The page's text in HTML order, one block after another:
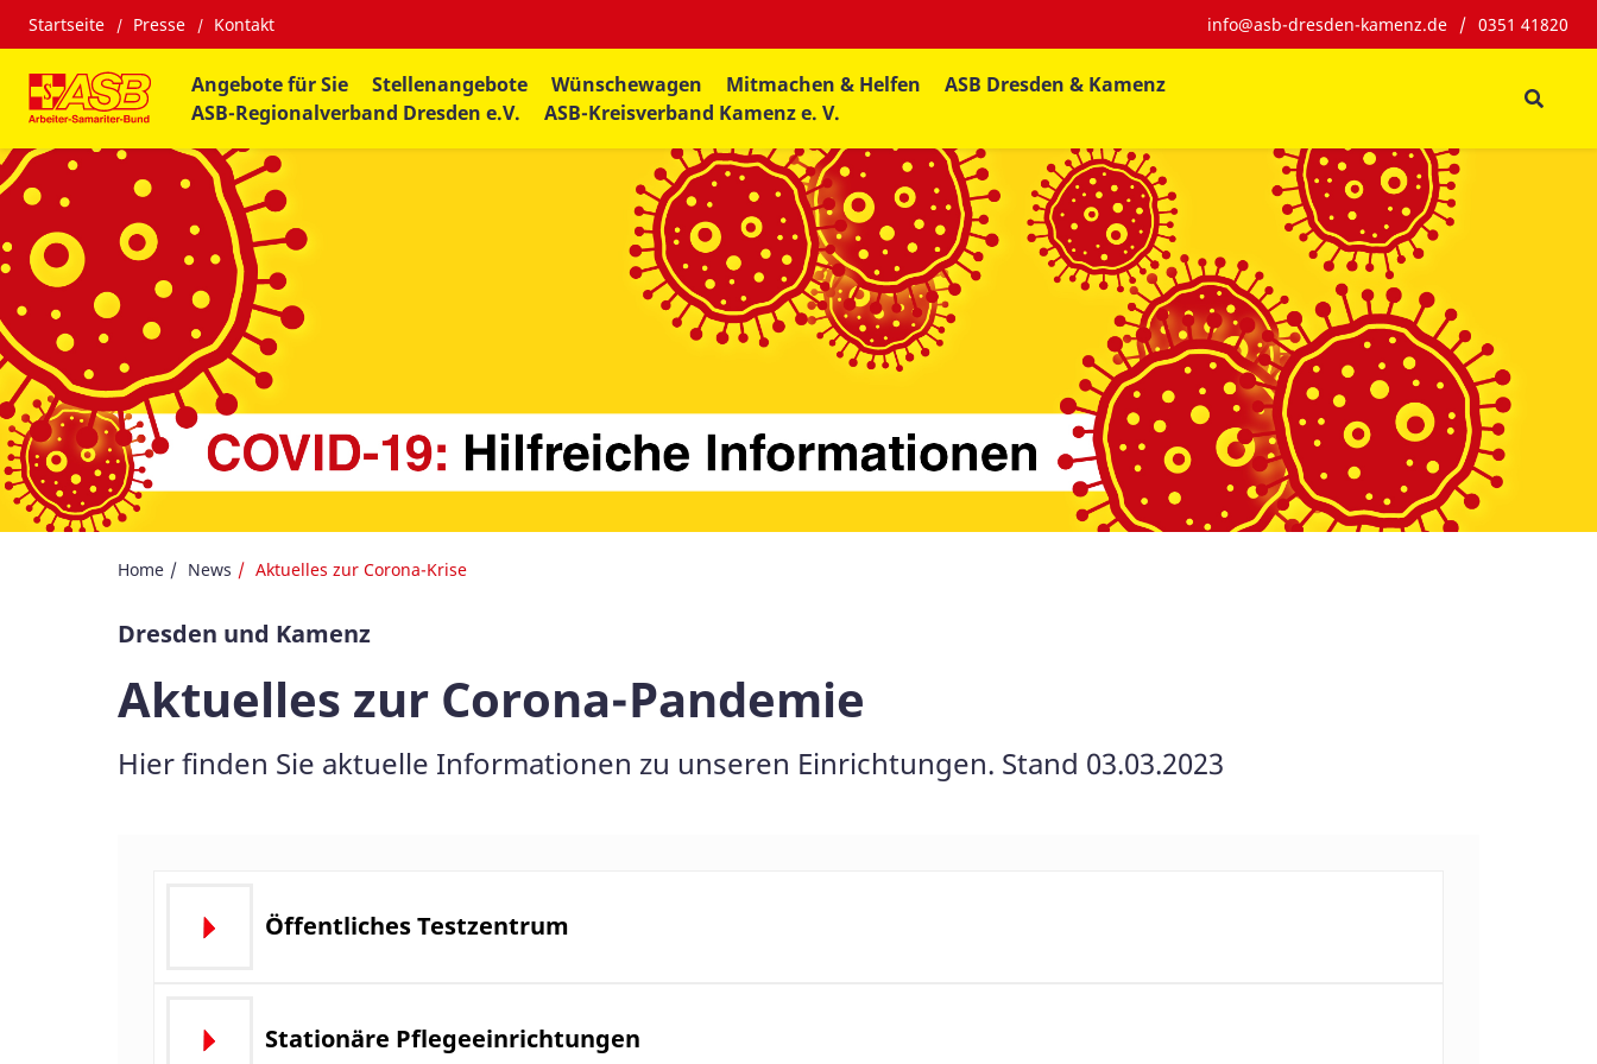
Startseite Presse Kontakt info@asb-dresden-kamenz.de / 0351 41820
Angebote für Sie Stellenangebote Wünschewagen Mitmachen & Helfen
ASB Dresden & Kamenz
ASB-Regionalverband Dresden e.V.
ASB-Kreisverband Kamenz e. V.
Home News Aktuelles zur Corona-Krise
Dresden und Kamenz
Aktuelles zur Corona-Pandemie
Hier finden Sie aktuelle Informationen zu unseren Einrichtungen. Stand 03.03.2023
Öffentliches Testzentrum
Stationäre Pflegeeinrichtungen